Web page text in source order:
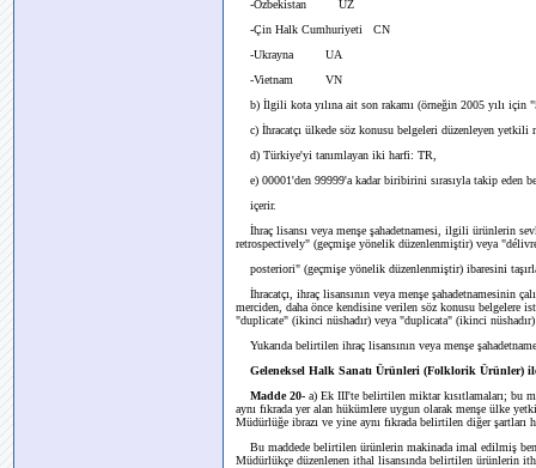
-Özbekistan UZ
-Çin Halk Cumhuriyeti CN
-Ukrayna UA
-Vietnam VN
b) İlgili kota yılına ait son rakamı (örneğin 2005 yılı için
c) İhracatçı ülkede söz konusu belgeleri düzenleyen yetkili
d) Türkiye'yi tanımlayan iki harfi: TR,
e) 00001'den 99999'a kadar biribirini sırasıyla takip eden
içerir.
İhraç lisansı veya menşe şahadetnamesi, ilgili ürünlerin
retrospectively" (geçmişe yönelik düzenlenmiştir) veya
posteriori" (geçmişe yönelik düzenlenmiştir) ibaresini
İhracatçı, ihraç lisansının veya menşe şahadetnamesinin
merciden, daha önce kendisine verilen söz konusu belgelere
"duplicate" (ikinci nüshadır) veya "duplicata" (ikinci nüshadır)
Yukarıda belirtilen ihraç lisansının veya menşe
Geleneksel Halk Sanatı Ürünleri (Folklorik
Madde 20- a) Ek III'te belirtilen miktar kısıtlamaları; bu
aynı fıkrada yer alan hükümlere uygun olarak menşe ülke
Müdürlüğe ibrazı ve yine aynı fıkrada belirtilen diğer şartları
Bu maddede belirtilen ürünlerin makinada imal edilmiş
Müdürlükçe düzenlenen ithal lisansında belirtilen ürünlerin